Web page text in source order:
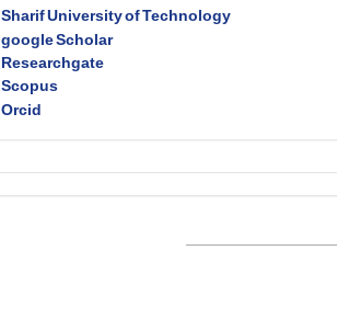
Sharif University of Technology
google Scholar
Researchgate
Scopus
Orcid